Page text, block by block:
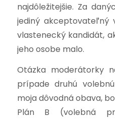
najdôležitejšie. Za
jediný akceptovateľný
vlastenecký kandidát,
jeho osobe malo.
Otázka moderátorky
prípade druhú
moja dôvodná obava,
Plán B (volebná